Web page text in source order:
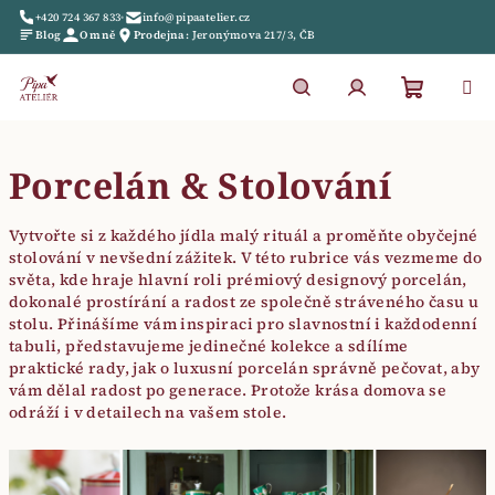
Přejít
obsah
+420 724 367 833•
info@pipaatelier.cz
Blog
O mně Prodejna: Jeronýmova 217/3, ČB
Porcelán & Stolování
Vytvořte si z každého jídla malý rituál a proměňte obyčejné
stolování v nevšední zážitek. V této rubrice vás vezmeme do
světa, kde hraje hlavní roli prémiový designový porcelán,
dokonalé prostírání a radost ze společně stráveného času u
stolu. Přinášíme vám inspiraci pro slavnostní i každodenní
tabuli, představujeme jedinečné kolekce a sdílíme
praktické rady, jak o luxusní porcelán správně pečovat, aby
vám dělal radost po generace. Protože krása domova se
odráží i v detailech na vašem stole.